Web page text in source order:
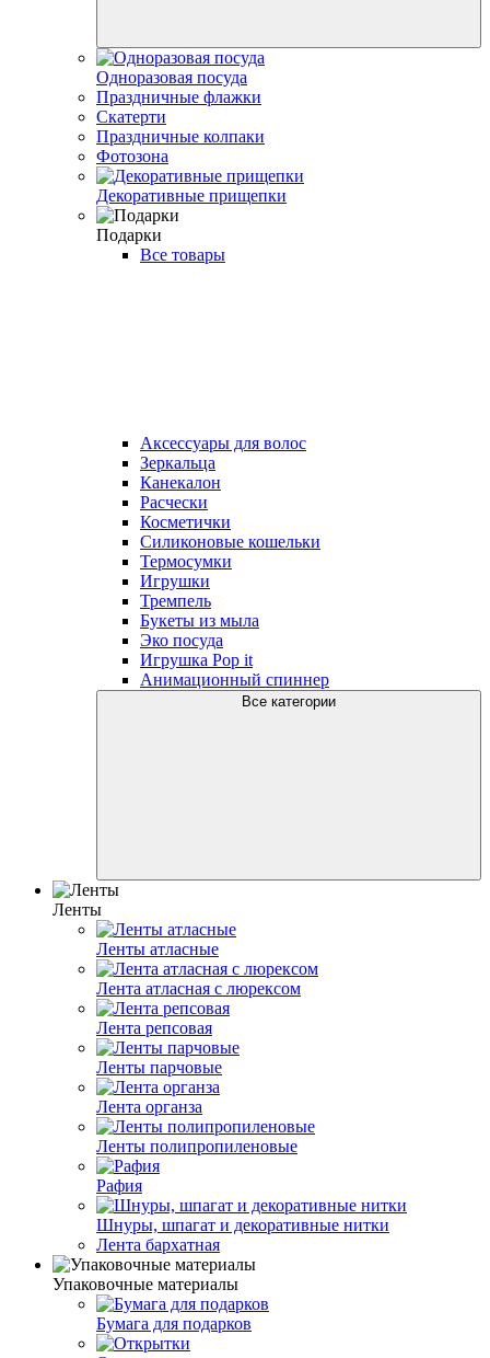
Одноразовая посуда
Праздничные флажки
Скатерти
Праздничные колпаки
Фотозона
Декоративные прищепки
Подарки
Все товары
Аксессуары для волос
Зеркальца
Канекалон
Расчески
Косметички
Силиконовые кошельки
Термосумки
Игрушки
Тремпель
Букеты из мыла
Эко посуда
Игрушка Рop it
Анимационный спиннер
Все категории
Ленты
Ленты атласные
Лента атласная с люрексом
Лента репсовая
Ленты парчовые
Лента органза
Ленты полипропиленовые
Рафия
Шнуры, шпагат и декоративные нитки
Лента бархатная
Упаковочные материалы
Бумага для подарков